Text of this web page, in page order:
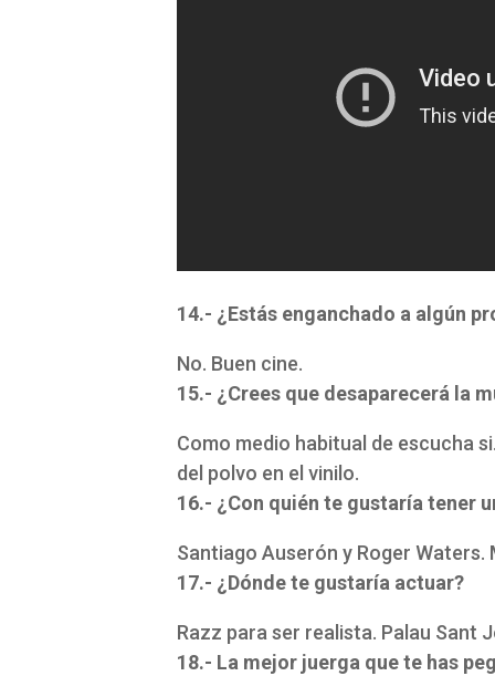
14.- ¿Estás enganchado a algún
No. Buen cine.
15.- ¿Crees que desaparecerá la
Como medio habitual de escucha
del polvo en el vinilo.
16.- ¿Con quién te gustaría tener
Santiago Auserón y Roger
17.- ¿Dónde te gustaría actuar?
Razz para ser realista. Palau Sant
18.- La mejor juerga que te has